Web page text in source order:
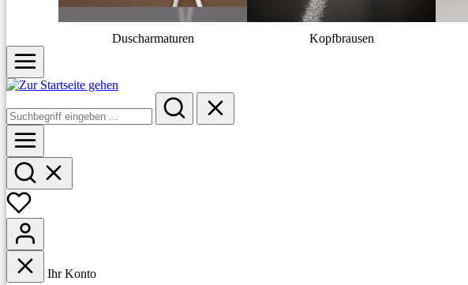
Duscharmaturen Kopfbrausen
Ihr Konto